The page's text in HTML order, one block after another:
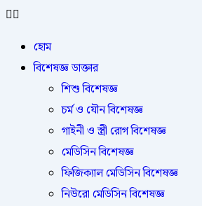
হোম
বিশেষজ্ঞ ডাক্তার
শিশু বিশেষজ্ঞ
চর্ম ও যৌন বিশেষজ্ঞ
গাইনী ও স্ত্রী রোগ বিশেষজ্ঞ
মেডিসিন বিশেষজ্ঞ
ফিজিক্যাল মেডিসিন বিশেষজ্ঞ
নিউরো মেডিসিন বিশেষজ্ঞ